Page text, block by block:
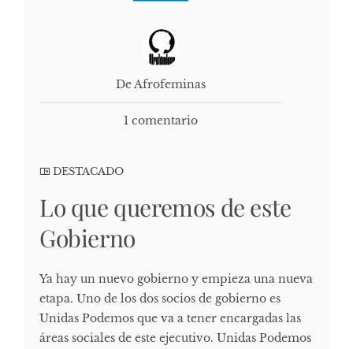
De Afrofeminas
1 comentario
DESTACADO
Lo que queremos de este
Gobierno
Ya hay un nuevo gobierno y empieza una nueva
etapa. Uno de los dos socios de gobierno es
Unidas Podemos que va a tener encargadas las
áreas sociales de este ejecutivo. Unidas Podemos